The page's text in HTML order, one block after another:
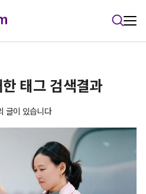
한 태그 검색결과
글이 있습니다